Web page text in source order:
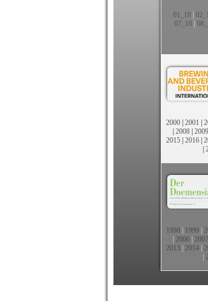
01_18|
07_18
2000 | 2001 |
| 2008 | 2009
2015 | 2016 |
|
1998 1999
2006 2007
2013 2014